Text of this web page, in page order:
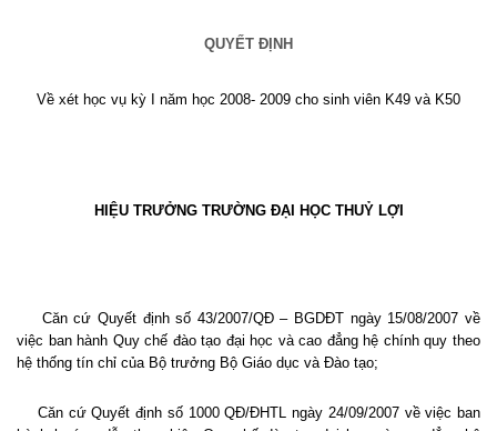
QUYẾT ĐỊNH
Về xét học vụ kỳ I năm học 2008- 2009 cho sinh viên K49 và K50
HIỆU TRƯỞNG TRƯỜNG ĐẠI HỌC THUỶ LỢI
Căn cứ Quyết định số 43/2007/QĐ – BGDĐT ngày 15/08/2007 về
việc ban hành Quy chế đào tạo đại học và cao đẳng hệ chính quy theo
hệ thống tín chỉ của Bộ trưởng Bộ Giáo dục và Đào tạo;
Căn cứ Quyết định số 1000 QĐ/ĐHTL ngày 24/09/2007 về việc ban